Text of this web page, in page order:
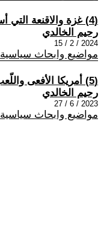
(4) غزة والاقنعة التي أسقطتها!
رحيم الخالدي
2024 / 2 / 15
مواضيع وابحاث سياسية
(5) أمريكا الأفعى واللّعب على الحبال
رحيم الخالدي
2023 / 6 / 27
مواضيع وابحاث سياسية